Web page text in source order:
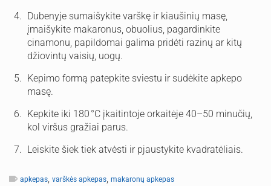
Dubenyje sumaišykite varškę ir kiaušinių masę,
įmaišykite makaronus, obuolius, pagardinkite
cinamonu, papildomai galima pridėti razinų ar kitų
džiovintų vaisių, uogų.
Kepimo formą patepkite sviestu ir sudėkite apkepo
masę.
Kepkite iki 180 °C įkaitintoje orkaitėje 40–50 minučių,
kol viršus gražiai parus.
Leiskite šiek tiek atvėsti ir pjaustykite kvadratėliais.
apkepas varškės apkepas makaronų apkepas